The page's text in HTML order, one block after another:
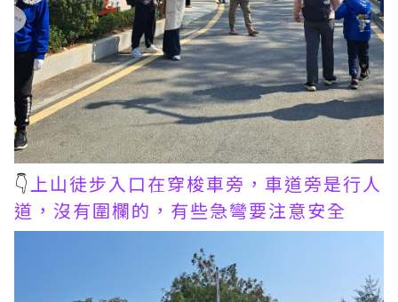
👇上山徒步入口在穿梭車旁，車道旁是行人
道，沒有圍欄的，有些急彎要注意安全